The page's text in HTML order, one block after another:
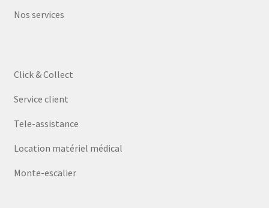
Nos services
Click & Collect
Service client
Tele-assistance
Location matériel médical
Monte-escalier